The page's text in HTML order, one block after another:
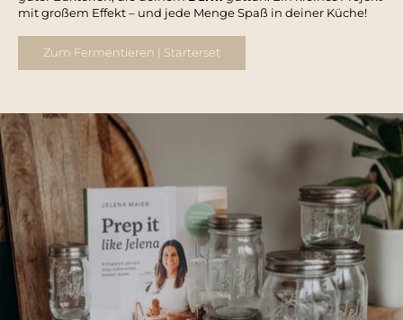
mit großem Effekt – und jede Menge Spaß in deiner Küche!
Zum Fermentieren | Starterset